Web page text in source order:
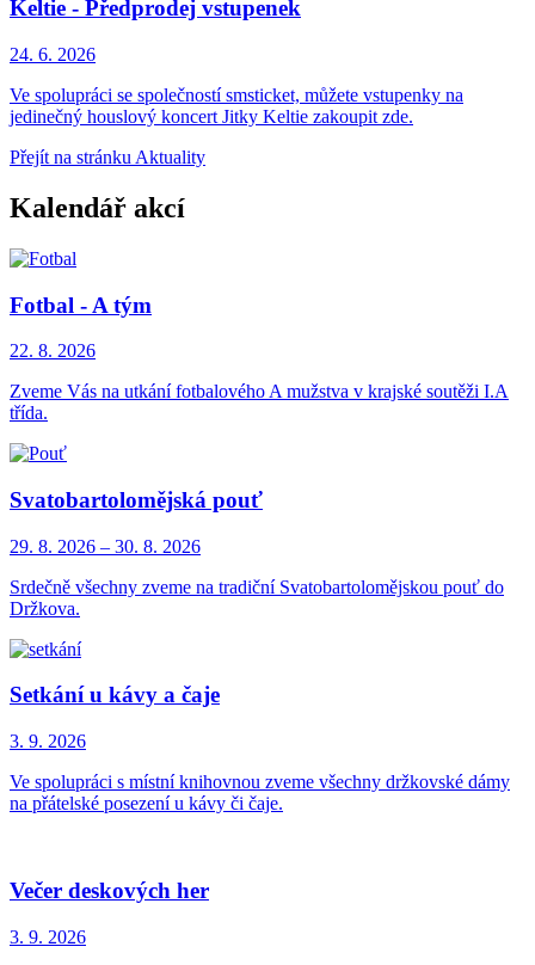
Keltie - Předprodej vstupenek
24. 6. 2026
Ve spolupráci se společností smsticket, můžete vstupenky na
jedinečný houslový koncert Jitky Keltie zakoupit zde.
Přejít na stránku Aktuality
Kalendář akcí
Fotbal - A tým
22. 8. 2026
Zveme Vás na utkání fotbalového A mužstva v krajské soutěži I.A
třída.
Svatobartolomějská pouť
29. 8. 2026 – 30. 8. 2026
Srdečně všechny zveme na tradiční Svatobartolomějskou pouť do
Držkova.
Setkání u kávy a čaje
3. 9. 2026
Ve spolupráci s místní knihovnou zveme všechny držkovské dámy
na přátelské posezení u kávy či čaje.
Večer deskových her
3. 9. 2026